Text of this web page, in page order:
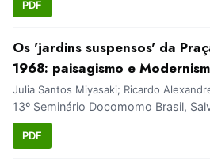
PDF
Os 'jardins suspensos' da
1968: paisagismo e
Julia Santos Miyasaki; Ricardo
13º Seminário Docomomo Brasil,
PDF